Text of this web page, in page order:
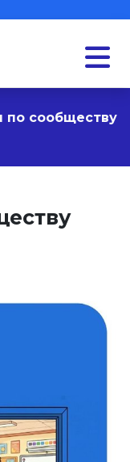
по сообществу